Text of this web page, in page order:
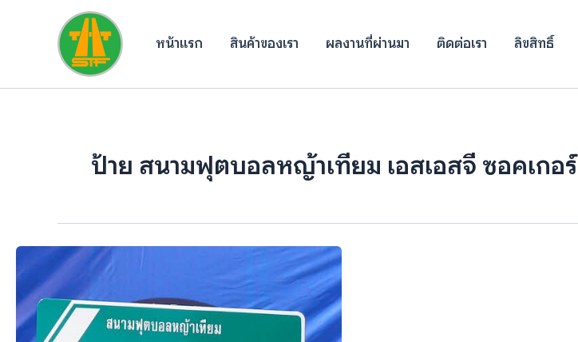
หน้าแรก สินค้าของเรา ผลงานที่ผ่านมา ติดต่อเรา ลิขสิทธิ์
ป้าย สนามฟุตบอลหญ้าเทียม เอสเอสจี ซอคเกอร์